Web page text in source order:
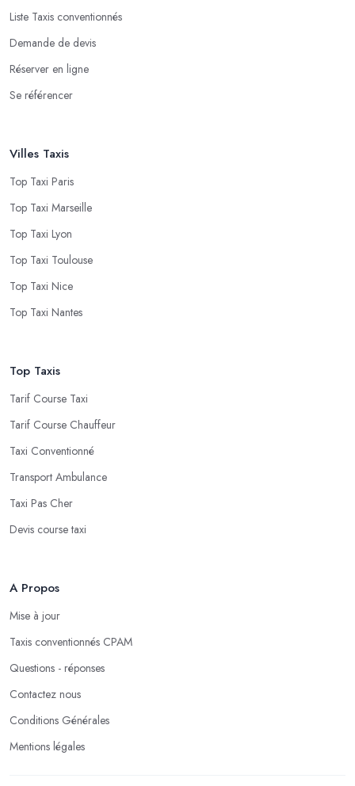
Liste Taxis conventionnés
Demande de devis
Réserver en ligne
Se référencer
Villes Taxis
Top Taxi Paris
Top Taxi Marseille
Top Taxi Lyon
Top Taxi Toulouse
Top Taxi Nice
Top Taxi Nantes
Top Taxis
Tarif Course Taxi
Tarif Course Chauffeur
Taxi Conventionné
Transport Ambulance
Taxi Pas Cher
Devis course taxi
A Propos
Mise à jour
Taxis conventionnés CPAM
Questions - réponses
Contactez nous
Conditions Générales
Mentions légales